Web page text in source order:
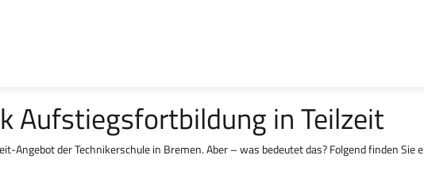
Aufstiegsfortbildung in Teilzeit
Angebot der Technikerschule in Bremen. Aber – was bedeutet das? Folgend finden